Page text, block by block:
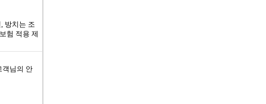
방치는 조
험 적용 제
객님의 안